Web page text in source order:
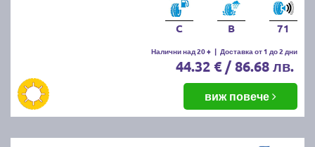
C B 71
Налични над 20 + | Доставка от 1 до 2 дни
44.32 € / 86.68 лв.
виж повече